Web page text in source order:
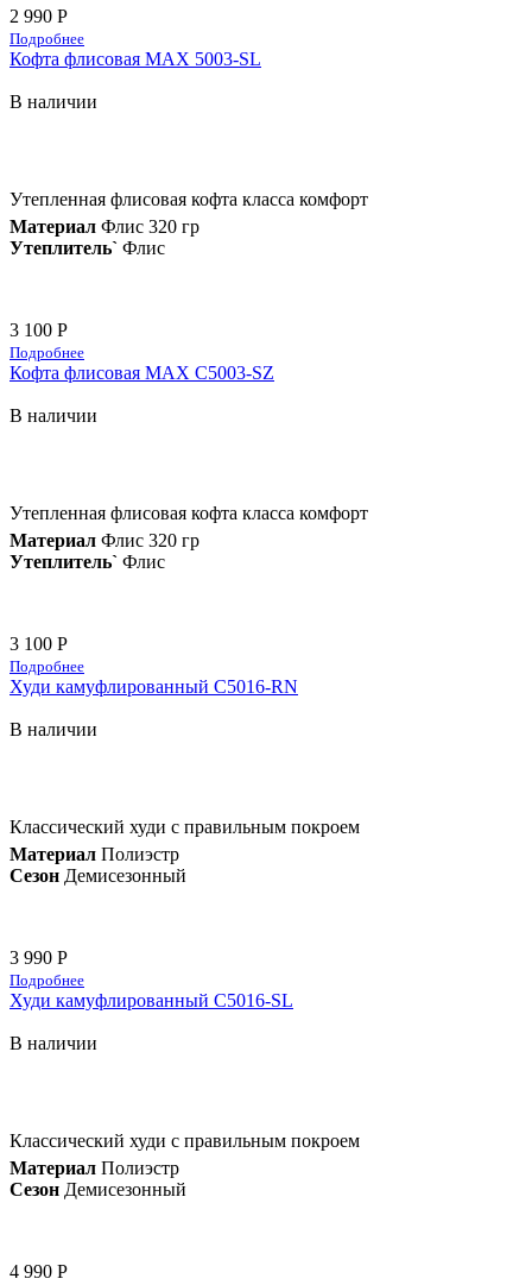
2 990 Р
Подробнее
Кофта флисовая MAX 5003-SL
В наличии
Утепленная флисовая кофта класса комфорт
Материал Флис 320 гр
Утеплитель` Флис
3 100 Р
Подробнее
Кофта флисовая MAX C5003-SZ
В наличии
Утепленная флисовая кофта класса комфорт
Материал Флис 320 гр
Утеплитель` Флис
3 100 Р
Подробнее
Худи камуфлированный C5016-RN
В наличии
Классический худи с правильным покроем
Материал Полиэстр
Сезон Демисезонный
3 990 Р
Подробнее
Худи камуфлированный C5016-SL
В наличии
Классический худи с правильным покроем
Материал Полиэстр
Сезон Демисезонный
4 990 Р